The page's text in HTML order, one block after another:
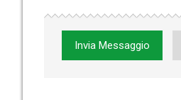
Invia Messaggio